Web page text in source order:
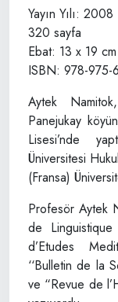
Yayın Yılı: 2008
320 sayfa
Ebat: 13 x 19 cm
ISBN: 978-975-
Aytek
Panejukay
Lisesi’nde
Üniversitesi
(Fransa)
Profesör Aytek
de
d’Etudes
‘‘Bulletin de la
ve “Revue de